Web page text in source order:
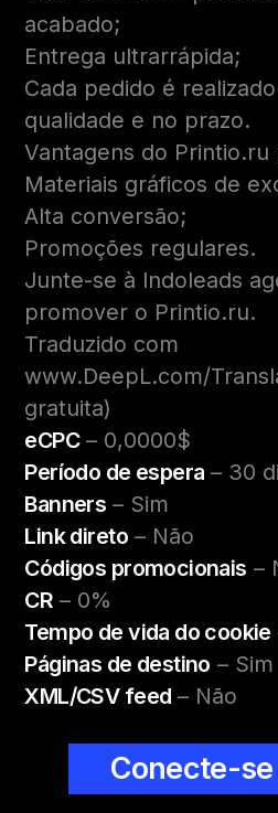
acabado;
Entrega ultrarrápida;
Cada pedido é
qualidade e no prazo.
Vantagens do
Materiais gráficos de
Alta conversão;
Promoções regulares.
Junte-se à Indoleads
promover o Printio.ru.
Traduzido com
www.DeepL.com/
gratuita)
eCPC– 0,0000$
Período de espera – 30
Banners – Sim
Link direto– Não
Códigos promocionais –
CR – 0%
Tempo de vida do cookie
Páginas de destino – Sim
XML/CSV feed – Não
Conecte-